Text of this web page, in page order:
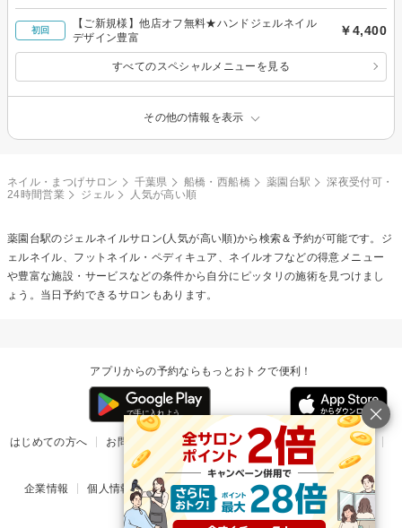
初回
【ご新規様】他店オフ無料★ハンドジェルネイル
デザイン豊富
￥4,400
すべてのスペシャルメニューを見る
その他の情報を表示
ネイル・まつげサロン 千葉県 船橋・西船橋 薬園台駅
深夜受付可・
24時間営業
ジェル 人気が高い順
薬園台駅のジェルネイルサロン(人気が高い順)から検索＆予約が可能です。ジ
ェルネイル、フットネイル・ペディキュア、ネイルオフなどの得意メニュー
や豊富な施設・サービスなどの条件から自分にピッタリの施術を見つけまし
ょう。当日予約できるサロンもあります。
アプリからの予約ならもっとおトクで便利！
はじめての方へ お問い合わせ ヘルプ リリース情報
利用規約
掲載ご希望のサロン様
企業情報 個人情報保護方針 楽天のサービス一覧 アプリ一覧
© Rakuten Group, Inc.